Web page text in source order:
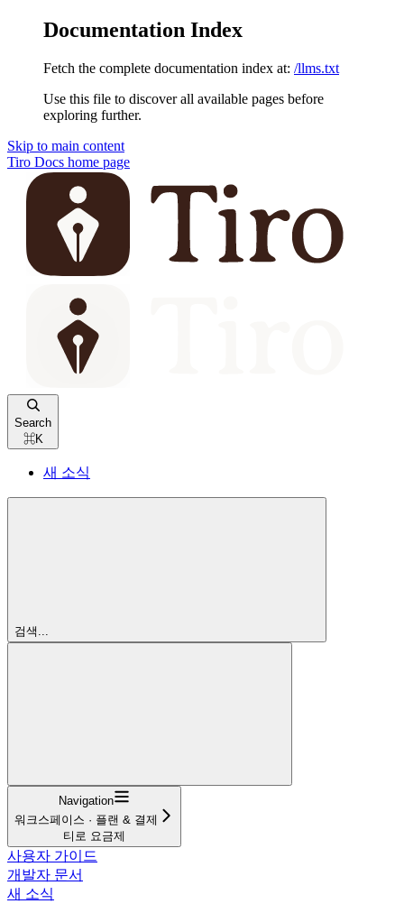
Documentation Index
Fetch the complete documentation index at: /llms.txt
Use this file to discover all available pages before
exploring further.
Skip to main content
Tiro Docs home page
Search
⌘K
새 소식
검색...
Navigation
워크스페이스 · 플랜 & 결제
티로 요금제
사용자 가이드
개발자 문서
새 소식